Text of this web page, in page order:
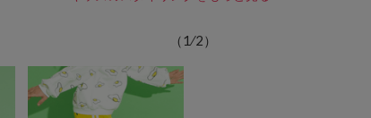
（1⁄2）